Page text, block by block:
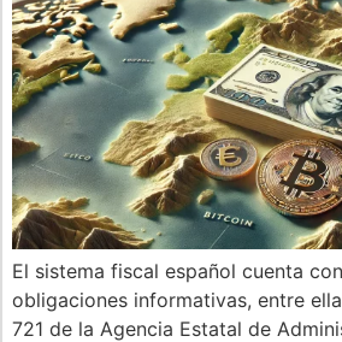
El sistema fiscal español cuenta
obligaciones informativas, entre
721 de la Agencia Estatal de